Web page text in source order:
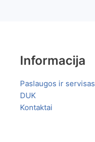
Informacija
Paslaugos ir servisas
DUK
Kontaktai